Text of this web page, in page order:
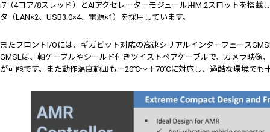
i7（4コア/8スレッド）とAIアクセレーターモジュール用M.2スロットを搭載
タ（LAN×2、USB3.0×4、電源×1）を採用しています。
またフロントI/Oには、ギガビット対応の高速シリアルインターフェース
GMSLは、軸ケーブルやシールド付きツイストペアケーブルで、カメラ映像
が可能です。また動作温度範囲もー20℃～＋70℃に対応し、過酷な環境で